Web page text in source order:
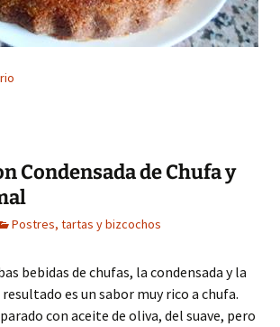
con Queso Fresco (Thermomix)
Condensada de Chufa y
Postres, tartas y bizcochos
bebidas de chufas, la condensada y la
es un sabor muy rico a chufa.
con aceite de oliva, del suave, pero